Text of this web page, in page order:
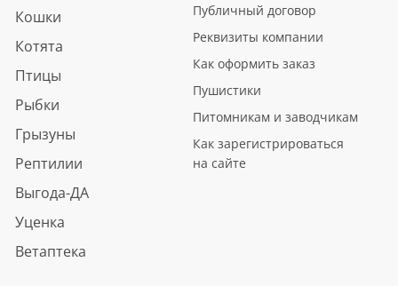
Кошки
Котята
Птицы
Рыбки
Грызуны
Рептилии
Выгода-ДА
Уценка
Ветаптека
Публичный договор
Реквизиты компании
Как оформить заказ
Пушистики
Питомникам и заводчикам
Как зарегистрироваться
на сайте